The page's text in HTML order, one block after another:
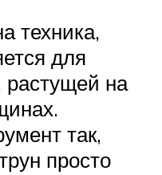
техника,
для
растущей на
так,
просто